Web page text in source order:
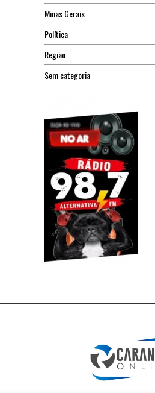
Minas Gerais
Política
Região
Sem categoria